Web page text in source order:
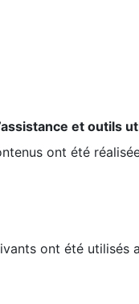
et outils
ont été
ont été utilisés